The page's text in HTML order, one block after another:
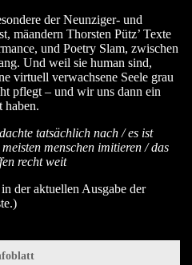
der Neunziger- und
mäandern Thorsten Pütz’ Texte
und Poetry Slam, zwischen
Und weil sie human sind,
virtuell verwachsene Seele grau
pflegt – und wir uns dann ein
haben.
tatsächlich nach / es ist
menschen imitieren / das
recht weit
der aktuellen Ausgabe der